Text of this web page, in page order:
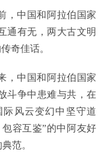
中国和阿拉伯国家
通有无，两大古文明
奇佳话。
中国和阿拉伯国家
斗争中患难与共，在
风云变幻中坚守道
容互鉴”的中阿友好
范。